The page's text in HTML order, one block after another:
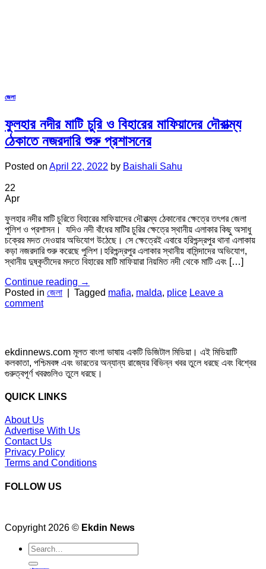
জেলা
ফুলহার নদীর মাটি চুরি ও বিহারের মাফিয়াদের দৌরাত্ম্য
ঠেকাতে নজরদারি শুরু প্রশাসনের
Posted on April 22, 2022 by Baishali Sahu
22
Apr
ফুলহার নদীর মাটি চুরিতে বিহারের মাফিয়াদের দৌরাত্ম্য ঠেকানোর ক্ষেত্রে তৎপর জেলা
পুলিশ ও প্রশাসন। যদিও নদী বাঁধের মাটির চুরির ক্ষেত্রে স্থানীয় এলাকার কিছু অসাধু
চক্রের মদত দেওয়ার অভিযোগ উঠেছে। সে ক্ষেত্রেই এবারে হরিশ্চন্দ্রপুর থানা এলাকায়
কড়া নজরদারি শুরু করেছে পুলিশ।হরিশ্চন্দ্রপুর এলাকার স্থানীয় বাসিন্দাদের অভিযোগ,
স্থানীয় দুষ্কৃতীদের মদতে বিহারের মাটি মাফিয়ারা নিয়মিত নদী থেকে মাটি এবং […]
Continue reading →
Posted in জেলা Tagged mafia, malda, plice Leave a
comment
ekdinnews.com মূলত বাংলা ভাষায় একটি ডিজিটাল মিডিয়া। এই মিডিয়াটি
কলকাতা, পশ্চিমবঙ্গ এবং ভারতের অন্যান্য রাজ্যের বিভিন্ন খবর তুলে ধরছে এবং বিশ্বের
গুরুত্বপূর্ণ খবরগুলিও তুলে ধরছে।
QUICK LINKS
About Us
Advertise With Us
Contact Us
Privacy Policy
Terms and Conditions
FOLLOW US
Copyright 2026 © Ekdin News